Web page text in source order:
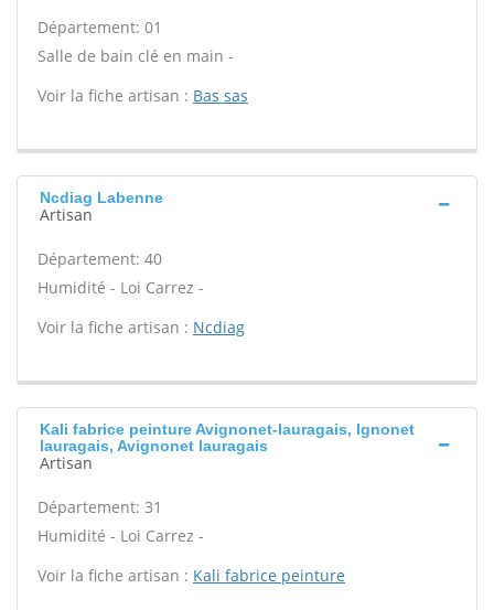
Département: 01
Salle de bain clé en main -
Voir la fiche artisan : Bas sas
Ncdiag Labenne
Artisan
Département: 40
Humidité - Loi Carrez -
Voir la fiche artisan : Ncdiag
Kali fabrice peinture Avignonet-lauragais, Ignonet
lauragais, Avignonet lauragais
Artisan
Département: 31
Humidité - Loi Carrez -
Voir la fiche artisan : Kali fabrice peinture